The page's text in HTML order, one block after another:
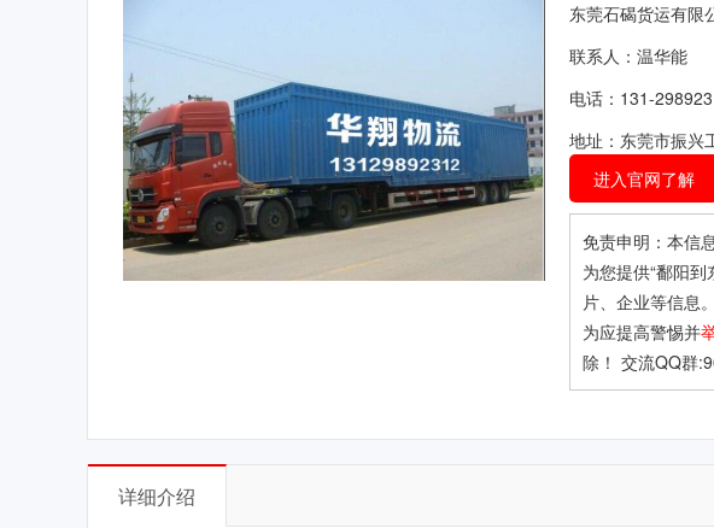
东莞石碣货运有限
联系人：温华能
电话：131-
地址：东莞市振兴
进入官网了解
免责申明：本信
为您提供“鄱阳到
片、企业等信息
为应提高警惕并
除！ 交流QQ群
详细介绍